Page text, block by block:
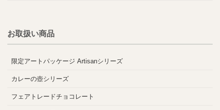
お取扱い商品
限定アートパッケージ Artisanシリーズ
カレーの壺シリーズ
フェアトレードチョコレート